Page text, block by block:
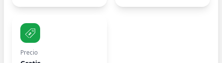
Precio